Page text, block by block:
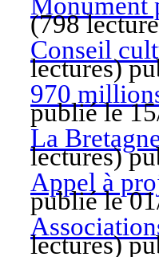
(798
Conseil
lectures)
970
publié le
La
lectures)
Appel à
publié le
lectures)